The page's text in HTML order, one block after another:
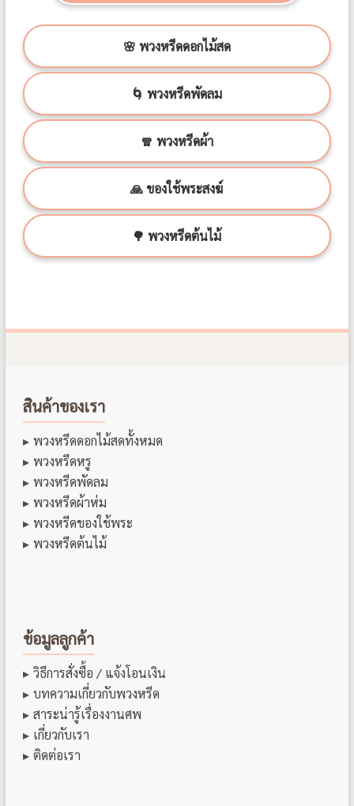
🌸 พวงหรีดดอกไม้สด
🌀 พวงหรีดพัดลม
🧣 พวงหรีดผ้า
🙏 ของใช้พระสงฆ์
🌳 พวงหรีดต้นไม้
สินค้าของเรา
พวงหรีดดอกไม้สดทั้งหมด
พวงหรีดหรู
พวงหรีดพัดลม
พวงหรีดผ้าห่ม
พวงหรีดของใช้พระ
พวงหรีดต้นไม้
ข้อมูลลูกค้า
วิธีการสั่งซื้อ / แจ้งโอนเงิน
บทความเกี่ยวกับพวงหรีด
สาระน่ารู้เรื่องงานศพ
เกี่ยวกับเรา
ติดต่อเรา